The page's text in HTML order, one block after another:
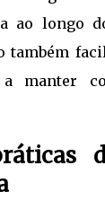
ao longo
também
manter